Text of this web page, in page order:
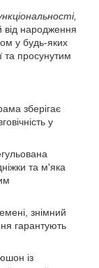
від народження
у будь-яких
та просунутим
зберігає
у
та м'яка
знімний
гарантують
із